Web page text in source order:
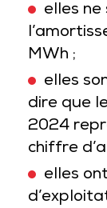
elles
MWh ;
elles
dire que
2024
chiffre
elles